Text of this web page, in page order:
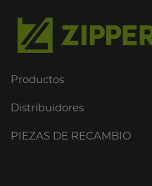
Productos
Distribuidores
PIEZAS DE RECAMBIO